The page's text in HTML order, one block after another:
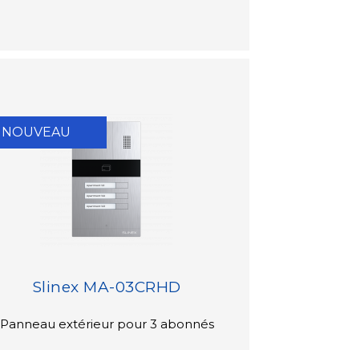
NOUVEAU
Slinex MA-03CRHD
Panneau extérieur pour 3 abonnés